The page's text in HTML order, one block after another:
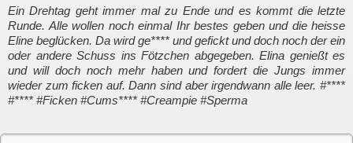
Ein Drehtag geht immer mal zu Ende und es kommt die letzte
Runde. Alle wollen noch einmal Ihr bestes geben und die heisse
Eline beglücken. Da wird ge**** und gefickt und doch noch der ein
oder andere Schuss ins Fötzchen abgegeben. Elina genießt es
und will doch noch mehr haben und fordert die Jungs immer
wieder zum ficken auf. Dann sind aber irgendwann alle leer. #****
#**** #Ficken #Cums**** #Creampie #Sperma